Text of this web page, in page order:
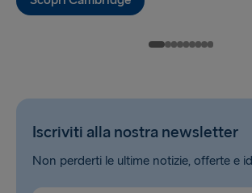
Trelleborg → Rostock
Iscriviti alla nostra newsletter
Non perderti le ultime notizie, offerte e